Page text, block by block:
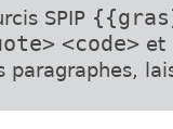
SPIP
<code>et
paragraphes,